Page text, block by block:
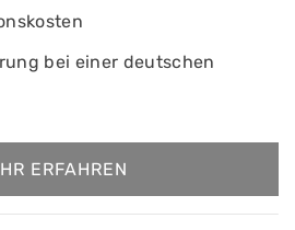
bei einer deutschen
ERFAHREN